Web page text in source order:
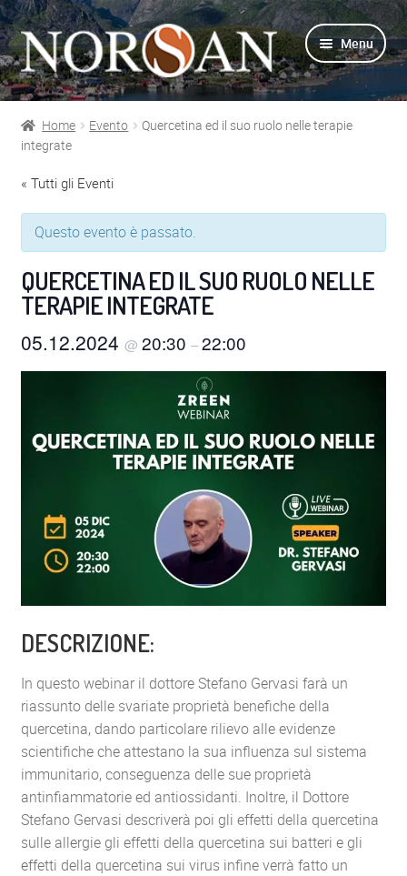
Vai
alla
navigazione
Vai
al
contenuto
Menu
Shop
Info prodotti
Info Omega-3
Azienda
Supporto
Home Evento
Quercetina ed il suo ruolo nelle terapie
integrate
« Tutti gli Eventi
Questo evento è passato.
QUERCETINA ED IL SUO RUOLO NELLE
TERAPIE INTEGRATE
05.12.2024 @ 20:30 –22:00
DESCRIZIONE:
In questo webinar il dottore Stefano Gervasi farà un
riassunto delle svariate proprietà benefiche della
quercetina, dando particolare rilievo alle evidenze
scientifiche che attestano la sua influenza sul sistema
immunitario, conseguenza delle sue proprietà
antinfiammatorie ed antiossidanti. Inoltre, il Dottore
Stefano Gervasi descriverà poi gli effetti della quercetina
sulle allergie gli effetti della quercetina sui batteri e gli
effetti della quercetina sui virus infine verrà fatto un